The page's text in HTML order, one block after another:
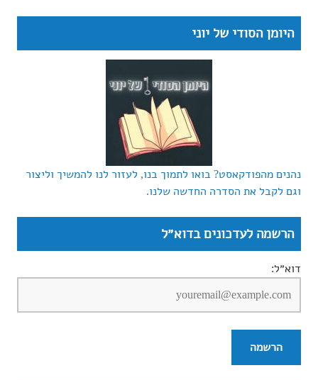
היומן הסודי של יוני
נהנים מהפודקאסט? בואו לתמוך בנו, לעזור לנו להמשיך וליצור
וגם לקבל את הסדרה החדשה שלנו.
הרשמה לעדכונים בדוא״ל
דוא״ל: